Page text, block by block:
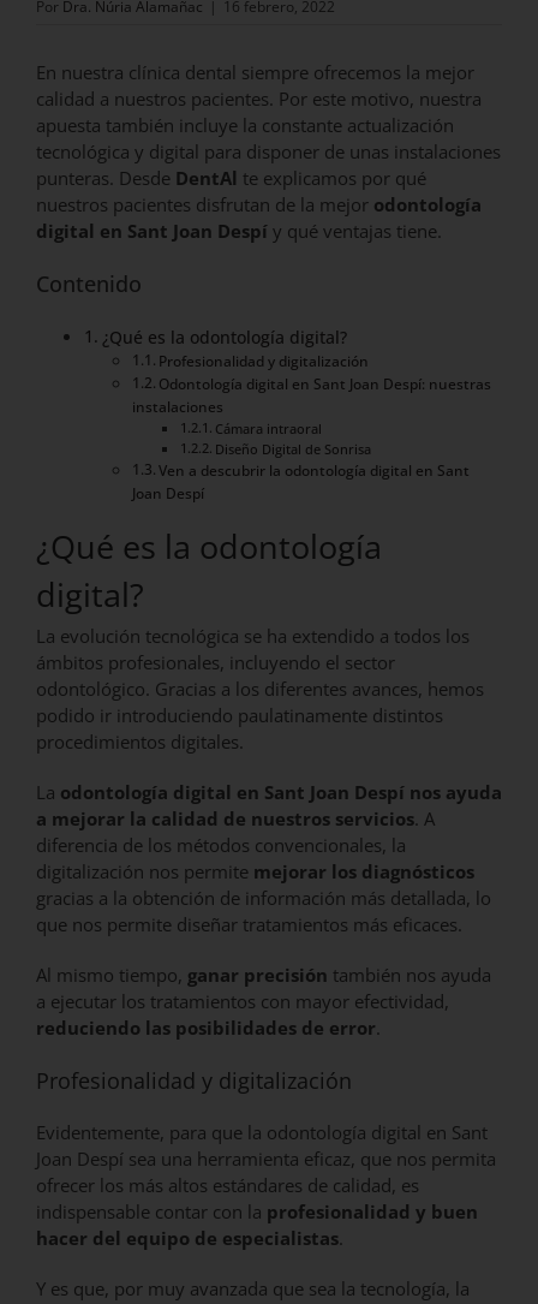
Por Dra. Núria Alamañac | 16 febrero, 2022
En nuestra clínica dental siempre ofrecemos la mejor
calidad a nuestros pacientes. Por este motivo, nuestra
apuesta también incluye la constante actualización
tecnológica y digital para disponer de unas instalaciones
punteras. Desde DentAl te explicamos por qué
nuestros pacientes disfrutan de la mejor odontología
digital en Sant Joan Despí y qué ventajas tiene.
Contenido
¿Qué es la odontología digital?
Profesionalidad y digitalización
Odontología digital en Sant Joan Despí: nuestras
instalaciones
Cámara intraoral
Diseño Digital de Sonrisa
Ven a descubrir la odontología digital en Sant
Joan Despí
¿Qué es la odontología
digital?
La evolución tecnológica se ha extendido a todos los
ámbitos profesionales, incluyendo el sector
odontológico. Gracias a los diferentes avances, hemos
podido ir introduciendo paulatinamente distintos
procedimientos digitales.
La odontología digital en Sant Joan Despí nos ayuda
a mejorar la calidad de nuestros servicios. A
diferencia de los métodos convencionales, la
digitalización nos permite mejorar los diagnósticos
gracias a la obtención de información más detallada, lo
que nos permite diseñar tratamientos más eficaces.
Al mismo tiempo, ganar precisión también nos ayuda
a ejecutar los tratamientos con mayor efectividad,
reduciendo las posibilidades de error.
Profesionalidad y digitalización
Evidentemente, para que la odontología digital en Sant
Joan Despí sea una herramienta eficaz, que nos permita
ofrecer los más altos estándares de calidad, es
indispensable contar con la profesionalidad y buen
hacer del equipo de especialistas.
Y es que, por muy avanzada que sea la tecnología, la